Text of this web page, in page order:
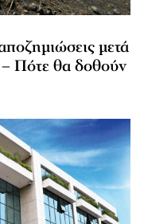
μετά
Πότε θα δοθούν